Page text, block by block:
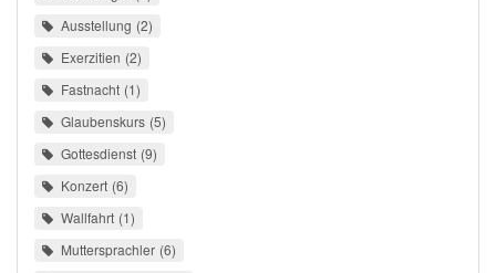
Ausstellung 2
Exerzitien 2
Fastnacht 1
Glaubenskurs 5
Gottesdienst 9
Konzert 6
Wallfahrt 1
Muttersprachler 6